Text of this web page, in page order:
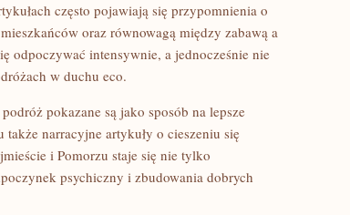
często pojawiają się przypomnienia o
oraz równowagą między zabawą a
odpoczywać intensywnie, a jednocześnie nie
w duchu eco.
pokazane są jako sposób na lepsze
narracyjne artykuły o cieszeniu się
i Pomorzu staje się nie tylko
psychiczny i zbudowania dobrych